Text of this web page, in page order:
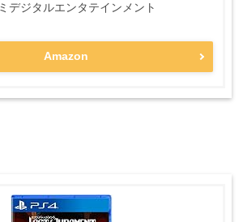
デジタルエンタテインメント
Amazon